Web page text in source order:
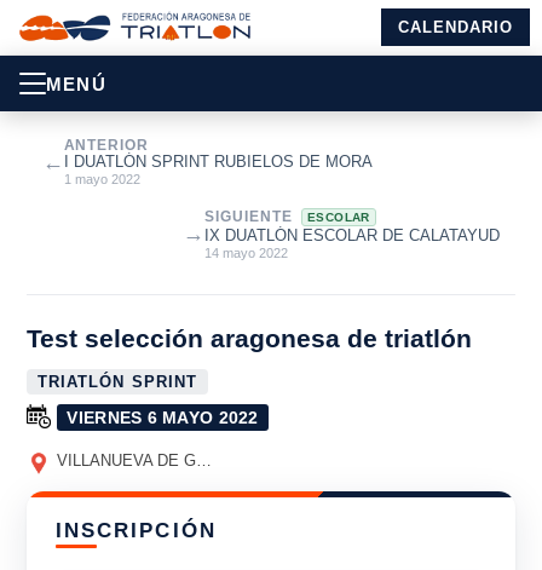
CALENDARIO
MENÚ
←
ANTERIOR
I DUATLÓN SPRINT RUBIELOS DE MORA
1 mayo 2022
SIGUIENTE ESCOLAR
IX DUATLÓN ESCOLAR DE CALATAYUD
14 mayo 2022
→
Test selección aragonesa de triatlón
TRIATLÓN SPRINT
VIERNES 6 MAYO 2022
VILLANUEVA DE GÁLLEGO
INSCRIPCIÓN